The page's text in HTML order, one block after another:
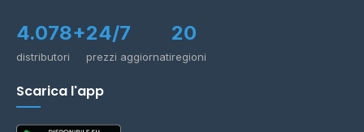
4.078+
distributori
24/7
prezzi aggiornati
20
regioni
Scarica l'app